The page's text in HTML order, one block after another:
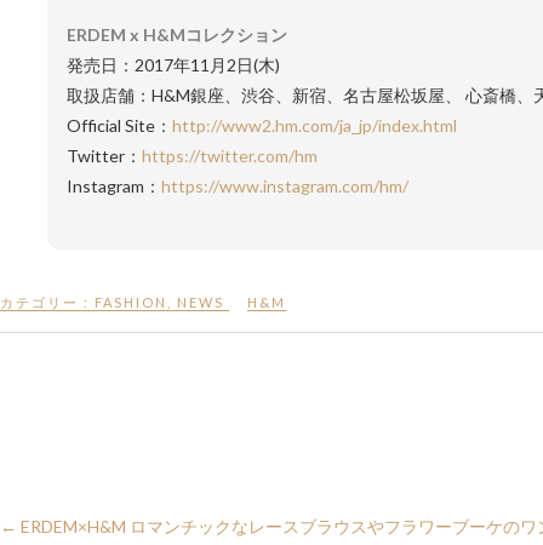
ERDEM x H&Mコレクション
発売日：2017年11月2日(木)
取扱店舗：H&M銀座、渋谷、新宿、名古屋松坂屋、 心斎橋、
Official Site： http://www2.hm.com/ja_jp/index.html
Twitter： https://twitter.com/hm
Instagram： https://www.instagram.com/hm/
カテゴリー : FASHION NEWS H&M
← ERDEM×H&M ロマンチックなレースブラウスやフラワーブーケの